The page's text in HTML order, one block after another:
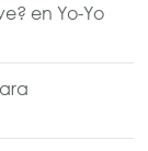
enYo-Yo